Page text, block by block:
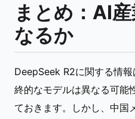
まとめ：AI
なるか
DeepSeek R2に関する情
終的なモデルは異なる可能
ておきます。しかし、中国